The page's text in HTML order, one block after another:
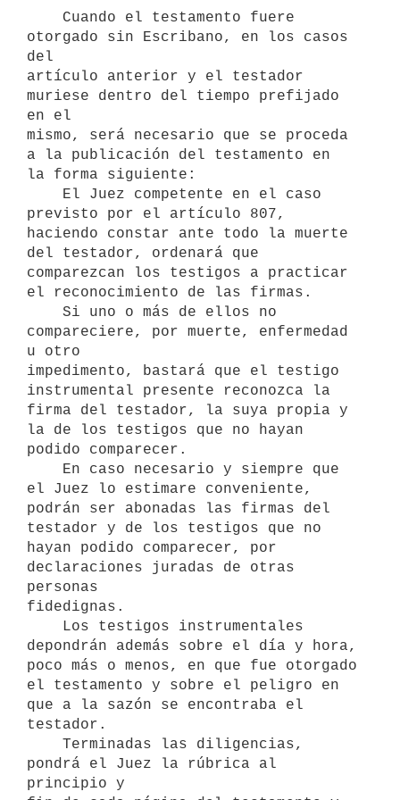
otorgado sin Escribano, en los casos
del
artículo anterior y el testador
muriese dentro del tiempo prefijado
en el
mismo, será necesario que se proceda
a la publicación del testamento en
la forma siguiente:
previsto por el artículo 807,
haciendo constar ante todo la muerte
del testador, ordenará que
comparezcan los testigos a practicar
el reconocimiento de las firmas.
compareciere, por muerte, enfermedad
u otro
impedimento, bastará que el testigo
instrumental presente reconozca la
firma del testador, la suya propia y
la de los testigos que no hayan
podido comparecer.
el Juez lo estimare conveniente,
podrán ser abonadas las firmas del
testador y de los testigos que no
hayan podido comparecer, por
declaraciones juradas de otras
personas
fidedignas.
depondrán además sobre el día y hora,
poco más o menos, en que fue otorgado
el testamento y sobre el peligro en
que a la sazón se encontraba el
testador.
pondrá el Juez la rúbrica al
principio y